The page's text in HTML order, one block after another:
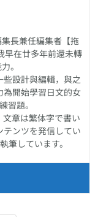
長兼任編集者【拖
早在廿多年前還未轉
。
設計與編輯，與之
開始學習日文的女
習題。
章は繁体字で書い
ンツを発信してい
筆しています。